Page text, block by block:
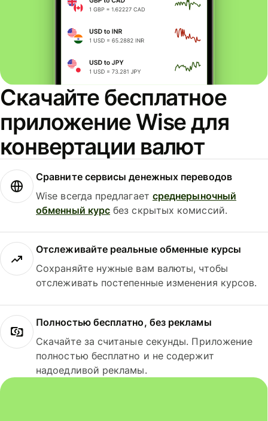
Скачайте бесплатное
приложение Wise для
конвертации валют
Сравните сервисы денежных переводов
Wise всегда предлагает среднерыночный
обменный курс без скрытых комиссий.
Отслеживайте реальные обменные курсы
Сохраняйте нужные вам валюты, чтобы
отслеживать постепенные изменения курсов.
Полностью бесплатно, без рекламы
Скачайте за считаные секунды. Приложение
полностью бесплатно и не содержит
надоедливой рекламы.